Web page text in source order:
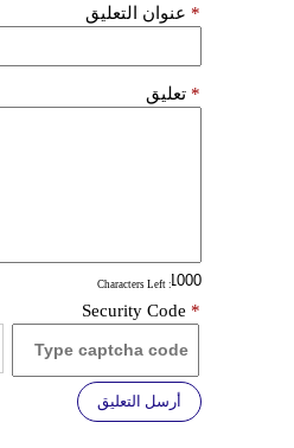
عنوان التعليق *
تعليق *
: Characters Left
Security Code *
أرسل التعليق